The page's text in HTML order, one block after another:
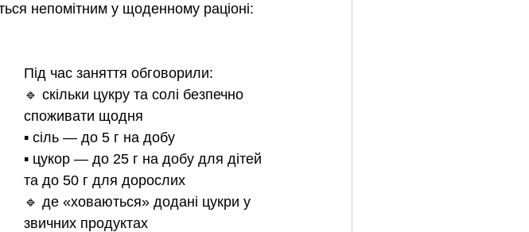
непомітним у щоденному раціоні:
Під час заняття обговорили:
🔹 скільки цукру та солі безпечно
споживати щодня
▪️ сіль — до 5 г на добу
▪️ цукор — до 25 г на добу для дітей
та до 50 г для дорослих
🔹 де «ховаються» додані цукри у
звичних продуктах